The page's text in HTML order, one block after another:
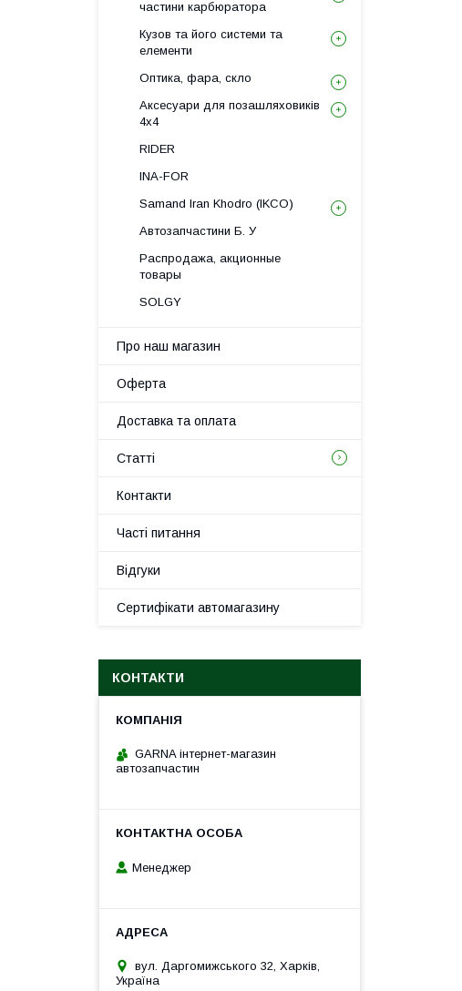
частини карбюратора
Кузов та його системи та
елементи
Оптика, фара, скло
Аксесуари для позашляховиків
4х4
RIDER
INA-FOR
Samand Iran Khodro (IKCO)
Автозапчастини Б. У
Распродажа, акционные
товары
SOLGY
Про наш магазин
Оферта
Доставка та оплата
Статті
Контакти
Часті питання
Відгуки
Сертифікати автомагазину
КОНТАКТИ
GARNA інтернет-магазин
автозапчастин
Менеджер
вул. Даргомижського 32, Харків,
Україна